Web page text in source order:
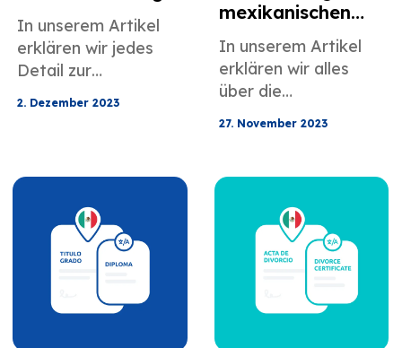
mexikanischer
Sterbeurkunden
für die US-
Migration
In unserem Artikel
erklären wir jedes
Detail zur
mexikanischen
2. Dezember 2023
mexikanischen
Heiratsurkunde
für die US-
Einwanderung
In unserem Artikel
erklären wir alles
über die
Übersetzung der
27. November 2023